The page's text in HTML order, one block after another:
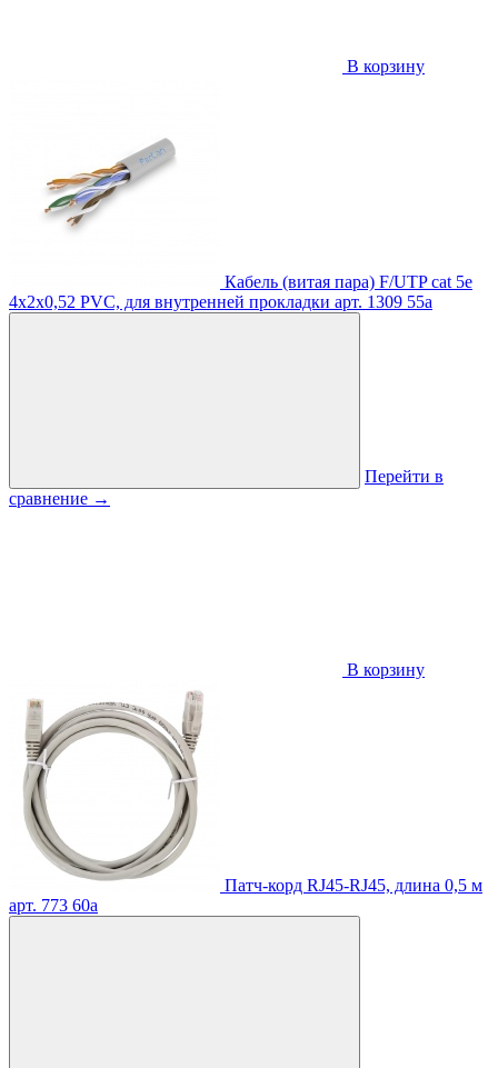
В корзину
Кабель (витая пара) F/UTP cat 5e
4х2х0,52 PVC, для внутренней прокладки арт. 1309 55a
Перейти в
сравнение →
В корзину
Патч-корд RJ45-RJ45, длина 0,5 м
арт. 773 60a